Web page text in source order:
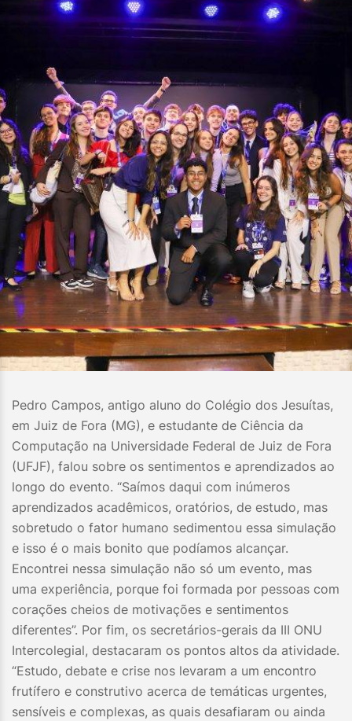
Pedro Campos, antigo aluno do Colégio dos Jesuítas,
em Juiz de Fora (MG), e estudante de Ciência da
Computação na Universidade Federal de Juiz de Fora
(UFJF), falou sobre os sentimentos e aprendizados ao
longo do evento. “Saímos daqui com inúmeros
aprendizados acadêmicos, oratórios, de estudo, mas
sobretudo o fator humano sedimentou essa simulação
e isso é o mais bonito que podíamos alcançar.
Encontrei nessa simulação não só um evento, mas
uma experiência, porque foi formada por pessoas com
corações cheios de motivações e sentimentos
diferentes”. Por fim, os secretários-gerais da III ONU
Intercolegial, destacaram os pontos altos da atividade.
“Estudo, debate e crise nos levaram a um encontro
frutífero e construtivo acerca de temáticas urgentes,
sensíveis e complexas, as quais desafiaram ou ainda